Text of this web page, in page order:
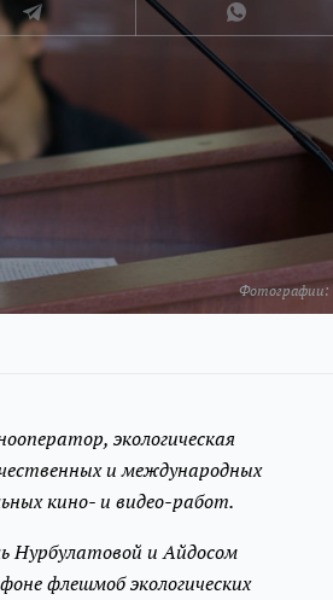
Фотографии:
экологическая
и международных
кино- и видео-работ.
Нурбулатовой и Айдосом
флешмоб экологических